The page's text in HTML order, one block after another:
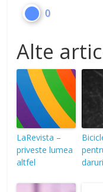
0
Alte
LaRevista –
priveste lumea
altfel